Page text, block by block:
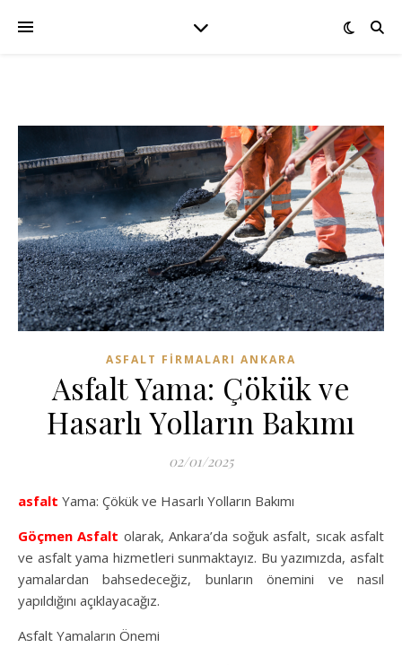
ASFALT FIRMALARI ANKARA
Asfalt Yama: Çökük ve
Hasarlı Yolların Bakımı
02/01/2025
asfalt Yama: Çökük ve Hasarlı Yolların Bakımı
Göçmen Asfalt olarak, Ankara’da soğuk asfalt, sıcak asfalt
ve asfalt yama hizmetleri sunmaktayız. Bu yazımızda, asfalt
yamalardan bahsedeceğiz, bunların önemini ve nasıl
yapıldığını açıklayacağız.
Asfalt Yamaların Önemi